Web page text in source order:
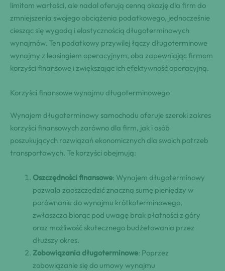
limitom wartości, ale nadal oferują cenną okazję dla firm do
zmniejszenia swojego obciążenia podatkowego, jednocześnie
ciesząc się wygodą i elastycznością długoterminowych
wynajmów. Ten podatkowy przywilej łączy długoterminowe
wynajmy z leasingiem operacyjnym, oba zapewniając firmom
korzyści finansowe i zwiększając ich efektywność operacyjną.
Korzyści finansowe wynajmu długoterminowego
Wynajem długoterminowy samochodu oferuje szeroki zakres
korzyści finansowych zarówno dla firm, jak i osób
poszukujących rozwiązań ekonomicznych dla swoich potrzeb
transportowych. Te korzyści obejmują:
Oszczędności finansowe: Wynajem długoterminowy
pozwala zaoszczędzić znaczną sumę pieniędzy w
porównaniu do wynajmu krótkoterminowego,
zwłaszcza biorąc pod uwagę brak płatności z góry
oraz możliwość skutecznego budżetowania przez
dłuższy okres.
Zobowiązania długoterminowe: Poprzez
zobowiązanie się do umowy wynajmu